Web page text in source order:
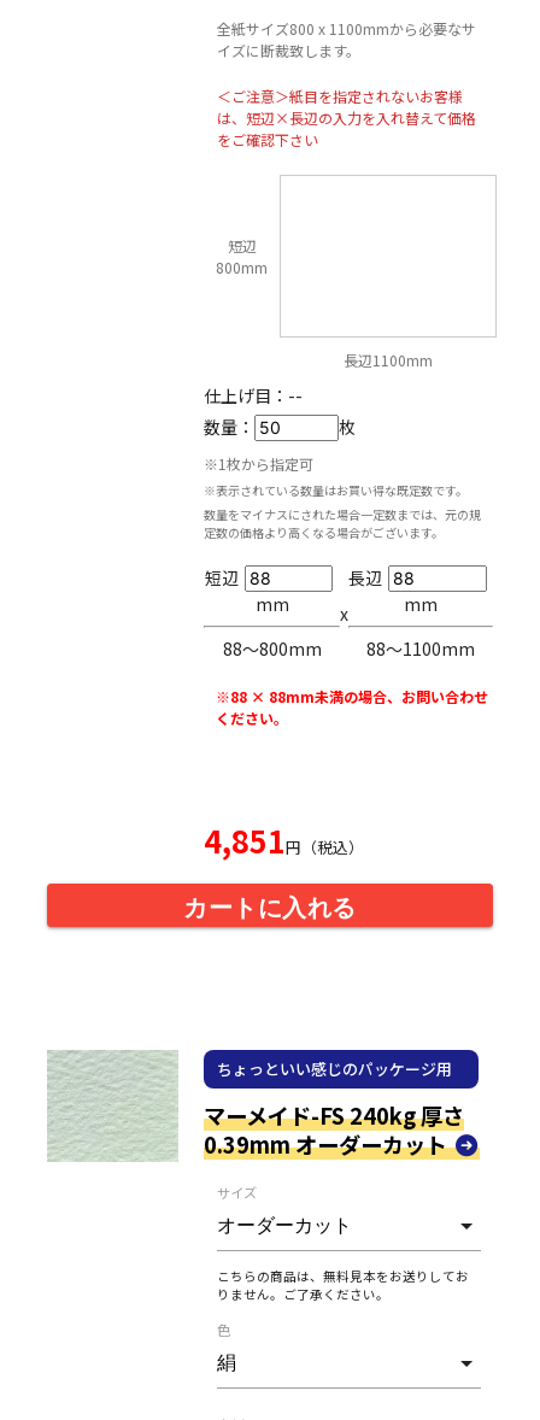
全紙サイズ800 x 1100mmから必要なサ
イズに断裁致します。
＜ご注意＞紙目を指定されないお客様
は、短辺×長辺の入力を入れ替えて価格
をご確認下さい
短辺
800mm
長辺1100mm
仕上げ目： --
数量：
枚
※1枚から指定可
※表示されている数量はお買い得な既定数です。
数量をマイナスにされた場合一定数までは、元の規
定数の価格より高くなる場合がございます。
短辺
mm
88〜800mm
x
長辺
mm
88〜1100mm
※88 × 88mm未満の場合、お問い合わせ
ください。
4,851円（税込）
カートに入れる
ちょっといい感じのパッケージ用
紙
マーメイド-FS 240kg 厚さ
0.39mm オーダーカット
サイズ
こちらの商品は、無料見本をお送りしてお
りません。ご了承ください。
色